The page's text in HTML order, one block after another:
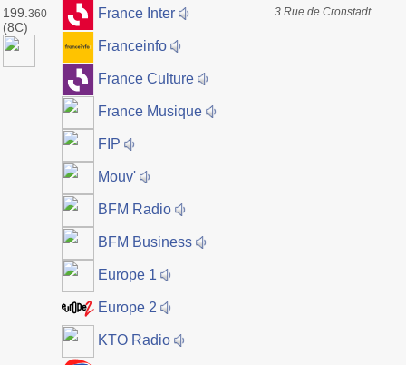
199. 360
(8C)
France Inter
Franceinfo
France Culture
France Musique
FIP
Mouv'
BFM Radio
BFM Business
Europe 1
Europe 2
KTO Radio
3 Rue de Cronstadt